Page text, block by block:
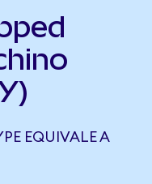
EQUIVALE A